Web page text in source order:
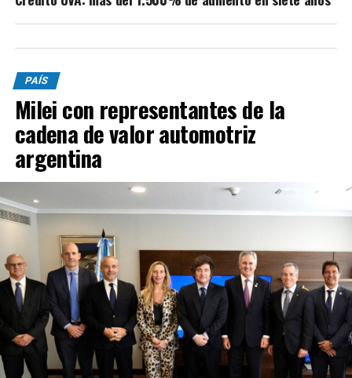
PAÍS
Milei con representantes de la
cadena de valor automotriz
argentina